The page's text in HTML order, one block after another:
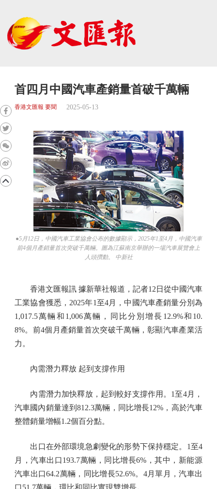
首四月中國汽車產銷量首破千萬輛
香港文匯報 要聞 2025-05-13
●5月12日，中國汽車工業協會公布的數據顯示，2025年1至4月，中國汽車
前4個月產銷量首次突破千萬輛。圖為江蘇南京舉辦的一場汽車展覽會上
人頭攢動。 中新社
香港文匯報訊 據新華社報道，記者12日從中國汽車
工業協會獲悉，2025年1至4月，中國汽車產銷量分別為
1,017.5萬輛和1,006萬輛，同比分別增長12.9%和10.
8%。前4個月產銷量首次突破千萬輛，彰顯汽車產業活
力。
內需潛力釋放 起到支撐作用
內需潛力加快釋放，起到較好支撐作用。1至4月，
汽車國內銷量達到812.3萬輛，同比增長12%，高於汽車
整體銷量增幅1.2個百分點。
出口在外部環境急劇變化的形勢下保持穩定。1至4
月，汽車出口193.7萬輛，同比增長6%，其中，新能源
汽車出口64.2萬輛，同比增長52.6%。4月單月，汽車出
口51.7萬輛，環比和同比實現雙增長。